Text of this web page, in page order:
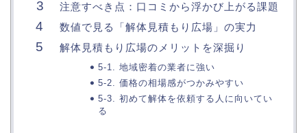
注意すべき点：口コミから浮かび上がる課題
数値で見る「解体見積もり広場」の実力
解体見積もり広場のメリットを深掘り
5-1. 地域密着の業者に強い
5-2. 価格の相場感がつかみやすい
5-3. 初めて解体を依頼する人に向いてい
る